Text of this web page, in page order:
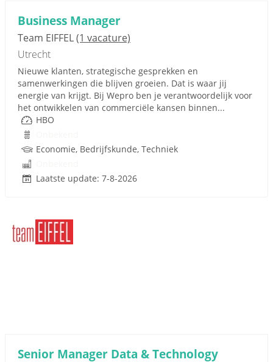
Business Manager
Team EIFFEL(1 vacature)
Utrecht
Nieuwe klanten, strategische gesprekken en
samenwerkingen die blijven groeien. Dat is waar jij
energie van krijgt. Bij Wepro ben je verantwoordelijk voor
het ontwikkelen van commerciële kansen binnen...
HBO
Economie, Bedrijfskunde, Techniek
Laatste update: 7-8-2026
Senior Manager Data & Technology